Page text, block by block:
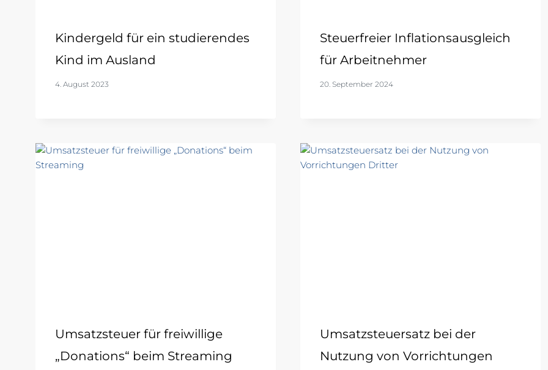
Kindergeld für ein studierendes
Kind im Ausland
4. August 2023
Steuerfreier Inflationsausgleich
für Arbeitnehmer
20. September 2024
Umsatzsteuer für freiwillige
„Donations“ beim Streaming
Umsatzsteuersatz bei der
Nutzung von Vorrichtungen